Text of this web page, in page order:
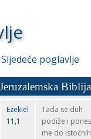
Sljedeće poglavlje
Jeruzalemska Biblija
Ezekiel
11,1
Tada se duh
podiže i
me do istočnih